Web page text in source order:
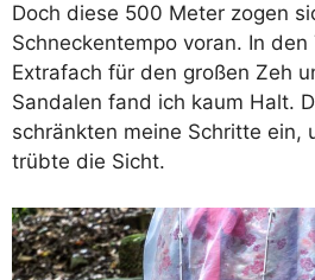
Doch diese 500 Meter zogen
Schneckentempo voran. In
Extrafach für den großen Zeh
Sandalen fand ich kaum Halt.
schränkten meine Schritte ein,
trübte die Sicht.